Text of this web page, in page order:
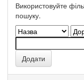
Використовуйте
пошуку.